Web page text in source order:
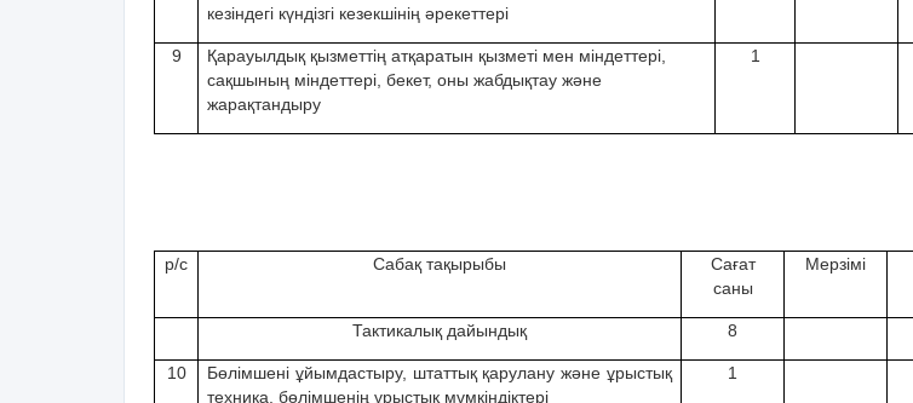
кезіндегі күндізгі кезекшінің əрекеттері
9
Қарауылдық қызметтің атқаратын қызметі мен міндеттері,
сақшының міндеттері, бекет, оны жабдықтау жəне
жарақтандыру
1
р/с Сабақ тақырыбы
Сағат
саны
Мерзімі
Тактикалық дайындық 8
10
Бөлімшені ұйымдастыру, штаттық қарулану жəне ұрыстық
техника, бөлімшенің ұрыстық мүмкіндіктері
1